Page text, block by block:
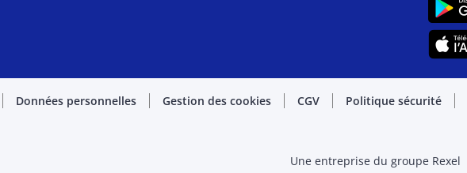
Données personnelles Gestion des cookies CGV Politique sécurité
Une entreprise du groupe Rexel